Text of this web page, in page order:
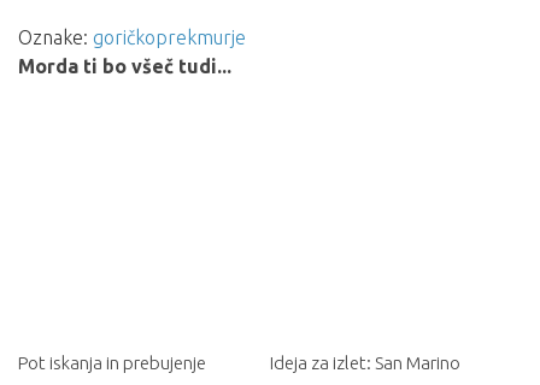
Oznake: goričkoprekmurje
Morda ti bo všeč tudi...
Pot iskanja in prebujenje Ideja za izlet: San Marino